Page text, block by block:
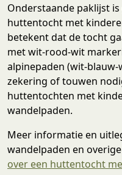
Onderstaande paklijst
huttentocht met
betekent dat de tocht
met wit-rood-wit
alpinepaden (wit-
zekering of touwen
huttentochten met
wandelpaden.
Meer informatie en
wandelpaden en
over een huttentocht